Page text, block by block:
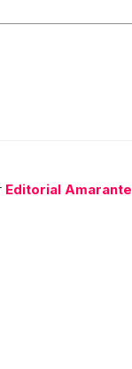
Editorial Amarante